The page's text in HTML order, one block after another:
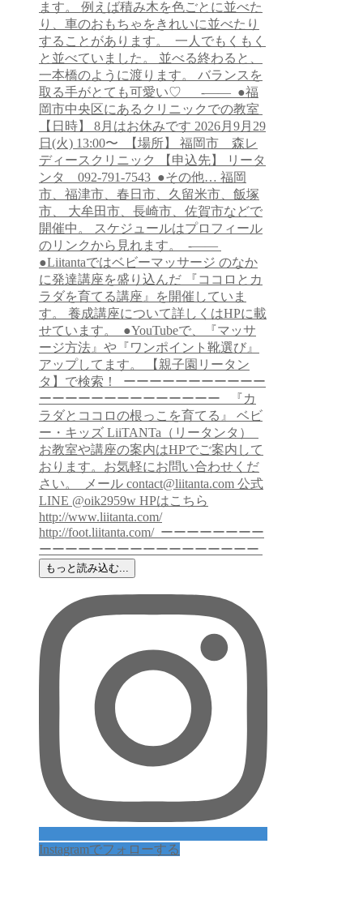
もっと読み込む...
Instagramでフォローする